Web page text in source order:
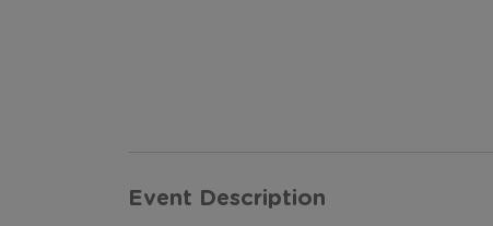
Event Description